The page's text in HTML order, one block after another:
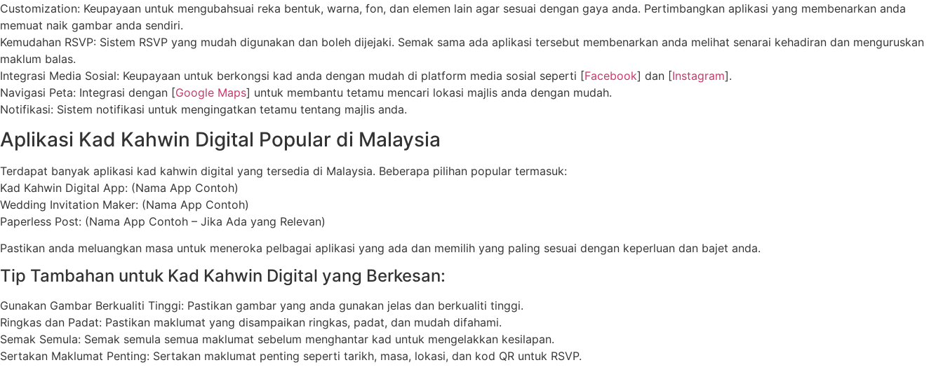
Customization: Keupayaan untuk mengubahsuai reka bentuk, warna, fon, dan elemen lain agar sesuai dengan gaya anda. Pertimbangkan aplikasi yang membenarkan anda
memuat naik gambar anda sendiri.
Kemudahan RSVP: Sistem RSVP yang mudah digunakan dan boleh dijejaki. Semak sama ada aplikasi tersebut membenarkan anda melihat senarai kehadiran dan menguruskan
maklum balas.
Integrasi Media Sosial: Keupayaan untuk berkongsi kad anda dengan mudah di platform media sosial seperti [Facebook] dan [Instagram].
Navigasi Peta: Integrasi dengan [Google Maps] untuk membantu tetamu mencari lokasi majlis anda dengan mudah.
Notifikasi: Sistem notifikasi untuk mengingatkan tetamu tentang majlis anda.
Aplikasi Kad Kahwin Digital Popular di Malaysia
Terdapat banyak aplikasi kad kahwin digital yang tersedia di Malaysia. Beberapa pilihan popular termasuk:
Kad Kahwin Digital App: (Nama App Contoh)
Wedding Invitation Maker: (Nama App Contoh)
Paperless Post: (Nama App Contoh – Jika Ada yang Relevan)
Pastikan anda meluangkan masa untuk meneroka pelbagai aplikasi yang ada dan memilih yang paling sesuai dengan keperluan dan bajet anda.
Tip Tambahan untuk Kad Kahwin Digital yang Berkesan:
Gunakan Gambar Berkualiti Tinggi: Pastikan gambar yang anda gunakan jelas dan berkualiti tinggi.
Ringkas dan Padat: Pastikan maklumat yang disampaikan ringkas, padat, dan mudah difahami.
Semak Semula: Semak semula semua maklumat sebelum menghantar kad untuk mengelakkan kesilapan.
Sertakan Maklumat Penting: Sertakan maklumat penting seperti tarikh, masa, lokasi, dan kod QR untuk RSVP.